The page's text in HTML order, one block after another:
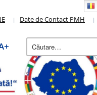
Date de Contact PMH